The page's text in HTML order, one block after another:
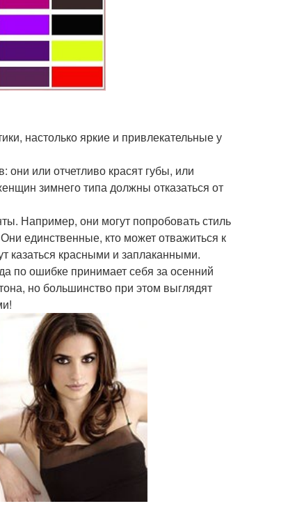
настолько яркие и привлекательные у
или отчетливо красят губы, или
зимнего типа должны отказаться от
Например, они могут попробовать стиль
единственные, кто может отважиться к
казаться красными и заплаканными.
по ошибке принимает себя за осенний
но большинство при этом выглядят